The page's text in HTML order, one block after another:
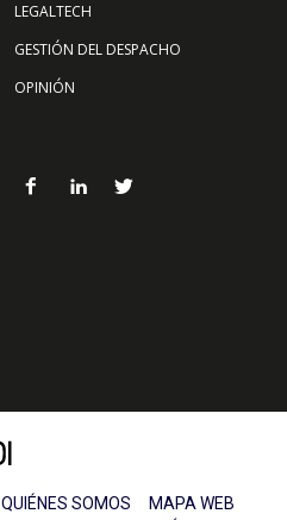
LEGALTECH
GESTIÓN DEL DESPACHO
OPINIÓN
QUIÉNES SOMOS
MAPA WEB